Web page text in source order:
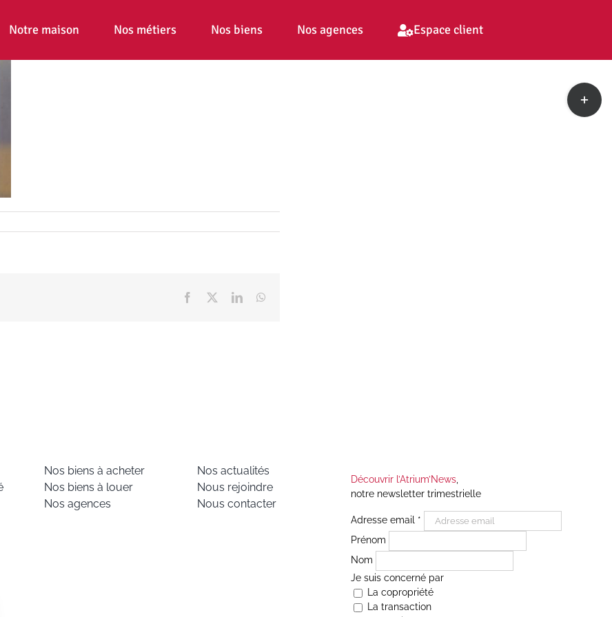
Notre maison Nos métiers Nos biens Nos agences Espace client
Facebook LinkedIn
Nos biens à acheter
Nos biens à louer
Nos agences
Nos actualités
Nous rejoindre
Nous contacter
Découvrir l’Atrium’News,
notre newsletter trimestrielle
Adresse email *
Prénom
Nom
Je suis concerné par
La copropriété
La transaction
Toggle
Sliding
Bar